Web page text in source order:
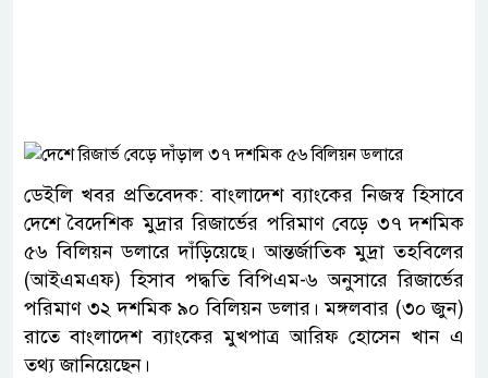
ডেইলি খবর প্রতিবেদক: বাংলাদেশ ব্যাংকের নিজস্ব হিসাবে
দেশে বৈদেশিক মুদ্রার রিজার্ভের পরিমাণ বেড়ে ৩৭ দশমিক
৫৬ বিলিয়ন ডলারে দাঁড়িয়েছে। আন্তর্জাতিক মুদ্রা তহবিলের
(আইএমএফ) হিসাব পদ্ধতি বিপিএম-৬ অনুসারে রিজার্ভের
পরিমাণ ৩২ দশমিক ৯০ বিলিয়ন ডলার। মঙ্গলবার (৩০ জুন)
রাতে বাংলাদেশ ব্যাংকের মুখপাত্র আরিফ হোসেন খান এ
তথ্য জানিয়েছেন।